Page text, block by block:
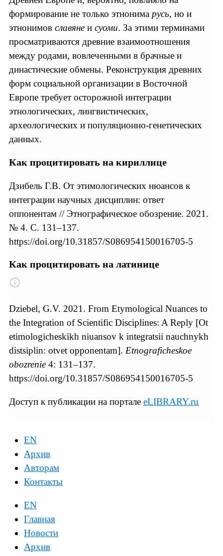
формирование не только этнонима русь, но и
этнонимов славяне и суоми. За этими терминами
просматриваются древние взаимоотношения
между родами, вовлеченными в брачные и
династические обмены. Реконструкция древних
форм социальной организации в Восточной
Европе требует осторожной интеграции
этнологических, лингвистических,
археологических и популяционно-генетических
данных.
Как процитировать на кириллице
Дзибель Г.В. От этимологических нюансов к
интеграции научных дисциплин: ответ
оппонентам // Этнографическое обозрение. 2021.
№ 4. С. 131–137.
https://doi.org/10.31857/S086954150016705-5
Как процитировать на латинице
Dziebel, G.V. 2021. From Etymological Nuances to
the Integration of Scientific Disciplines: A Reply [Ot
etimologicheskikh niuansov k integratsii nauchnykh
distsiplin: otvet opponentam]. Etnograficheskoe
obozrenie 4: 131–137.
https://doi.org/10.31857/S086954150016705-5
Доступ к публикации на портале eLIBRARY.ru
EN
Архив
Авторам
Контакты
EN
Главная
Новости
Архив